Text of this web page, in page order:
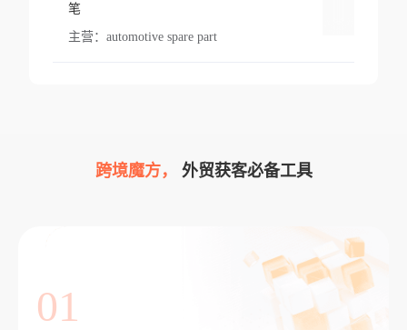
笔
主营： automotive spare part
跨境魔方， 外贸获客必备工具
01